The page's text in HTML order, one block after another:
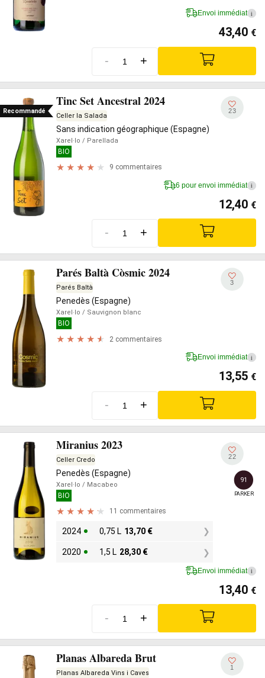
Envoi immédiat i
43,40 €
- +
Recommandé
Tinc Set Ancestral 2024
Celler la Salada
Sans indication géographique (Espagne)
Xarel·lo / Parellada
BIO
9 commentaires
23
6 pour envoi immédiat i
12,40 €
- +
Parés Baltà Còsmic 2024
Parés Baltà
Penedès (Espagne)
Xarel·lo / Sauvignon blanc
BIO
2 commentaires
3
Envoi immédiat i
13,55 €
- +
Miranius 2023
Celler Credo
Penedès (Espagne)
Xarel·lo / Macabeo
BIO
11 commentaires
2024 0,75 L 13,70 €
2020 1,5 L 28,30 €
22
91
PARKER
Envoi immédiat i
13,40 €
- +
Planas Albareda Brut
Planas Albareda Vins i Caves
1